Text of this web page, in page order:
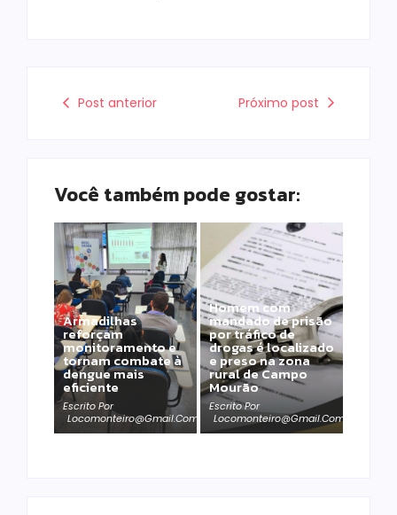
Post anterior Próximo post
Você também pode gostar:
Armadilhas
reforçam
monitoramento e
tornam combate à
dengue mais
eficiente
Escrito Por
Locomonteiro@gmail.com
Homem com
mandado de prisão
por tráfico de
drogas é localizado
e preso na zona
rural de Campo
Mourão
Escrito Por
Locomonteiro@gmail.com